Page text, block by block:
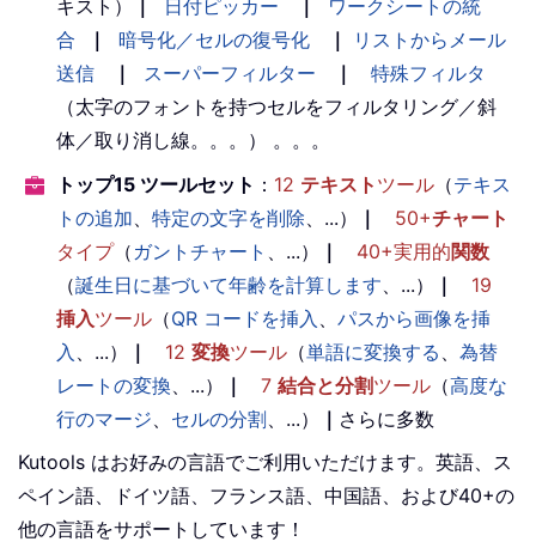
キスト）
｜ 日付ピッカー ｜
ワークシートの統
合
｜ 暗号化／セルの復号化 ｜
リストからメール
送信
｜ スーパーフィルター ｜
特殊フィルタ
（太字のフォントを持つセルをフィルタリング／斜
体／取り消し線。。。） 。。。
トップ15 ツールセット ： 12 テキスト ツール （テキス
トの追加
特定の文字を削除 、...） ｜ 50+チャート
タイプ（ ガントチャート 、...） ｜ 40+実用的関数
（誕生日に基づいて年齢を計算します 、...） ｜
19
挿入ツール （QR コードを挿入
パスから画像を挿
入
、...） ｜ 12 変換ツール （単語に変換する
為替
レートの変換 、...） ｜ 7 結合と分割ツール （高度な
行のマージ
セルの分割 、...） ｜ さらに多数
Kutools はお好みの言語でご利用いただけます。英語、ス
ペイン語、ドイツ語、フランス語、中国語、および40+の
他の言語をサポートしています！